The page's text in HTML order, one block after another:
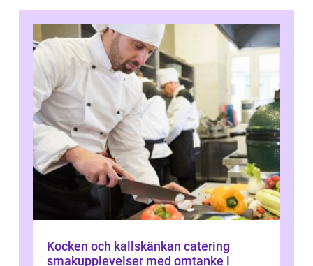
Kocken och kallskänkan catering
smakupplevelser med omtanke i